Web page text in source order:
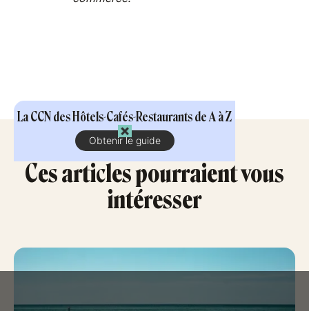
La CCN des Hôtels-Cafés-Restaurants de A à Z
Obtenir le guide
Ces articles pourraient vous
intéresser